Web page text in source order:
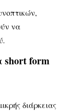
να
short form
διάρκειας